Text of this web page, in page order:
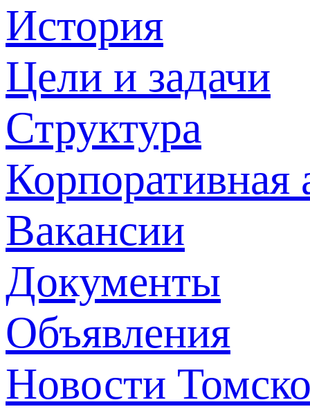
История
Цели и задачи
Структура
Корпоративная
Вакансии
Документы
Объявления
Новости